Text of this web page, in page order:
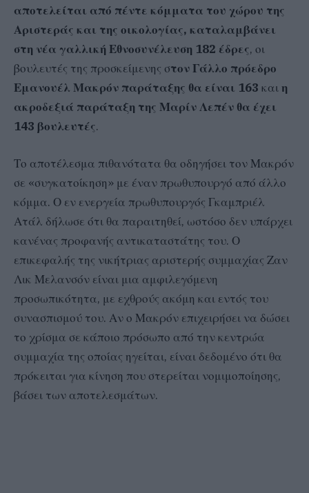
αποτελείται από πέντε κόμματα του χώρου της
Αριστεράς και της οικολογίας, καταλαμβάνει
στη νέα γαλλική Εθνοσυνέλευση 182 έδρες, οι
βουλευτές της προσκείμενης στον Γάλλο πρόεδρο
Εμανουέλ Μακρόν παράταξης θα είναι 163 και η
ακροδεξιά παράταξη της Μαρίν Λεπέν θα έχει
143 βουλευτές.
Το αποτέλεσμα πιθανότατα θα οδηγήσει τον Μακρόν
σε «συγκατοίκηση» με έναν πρωθυπουργό από άλλο
κόμμα. Ο εν ενεργεία πρωθυπουργός Γκαμπριέλ
Ατάλ δήλωσε ότι θα παραιτηθεί, ωστόσο δεν υπάρχει
κανένας προφανής αντικαταστάτης του. Ο
επικεφαλής της νικήτριας αριστερής συμμαχίας Ζαν
Λικ Μελανσόν είναι μια αμφιλεγόμενη
προσωπικότητα, με εχθρούς ακόμη και εντός του
συνασπισμού του. Αν ο Μακρόν επιχειρήσει να δώσει
το χρίσμα σε κάποιο πρόσωπο από την κεντρώα
συμμαχία της οποίας ηγείται, είναι δεδομένο ότι θα
πρόκειται για κίνηση που στερείται νομιμοποίησης,
βάσει των αποτελεσμάτων.